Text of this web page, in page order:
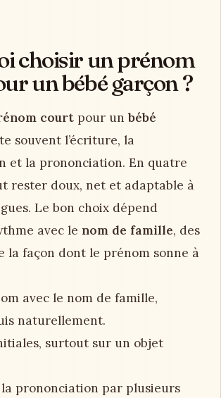
choisir un prénom
un bébé garçon ?
court pour unbébé
souvent l’écriture, la
et la prononciation. En quatre
rester doux, net et adaptable à
Le bon choix dépend
avec le nom de famille, des
la façon dont le prénom sonne à
avec le nom de famille,
naturellement.
surtout sur un objet
prononciation par plusieurs